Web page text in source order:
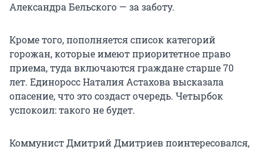
Александра Бельского — за заботу.
Кроме того, пополняется список категорий
горожан, которые имеют приоритетное право
приема, туда включаются граждане старше 70
лет. Единоросс Наталия Астахова высказала
опасение, что это создаст очередь. Четырбок
успокоил: такого не будет.
Коммунист Дмитрий Дмитриев поинтересовался,